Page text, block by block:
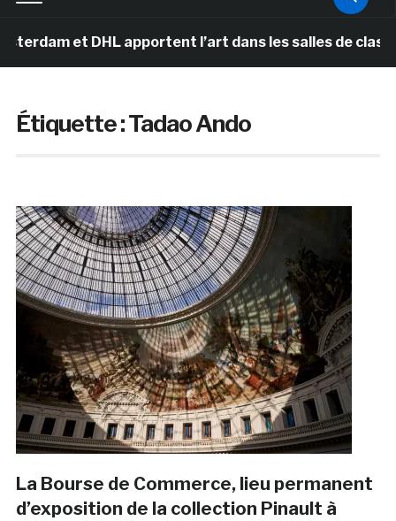
et DHL apportent l’art dans les salles de classe
Étiquette :Tadao Ando
La Bourse de Commerce, lieu permanent
d’exposition de la collection Pinault à